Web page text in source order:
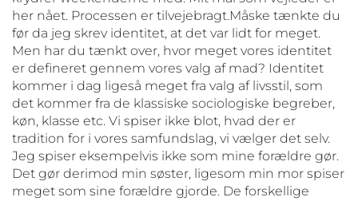
her nået. Processen er tilvejebragt.Måske tænkte du
før da jeg skrev identitet, at det var lidt for meget.
Men har du tænkt over, hvor meget vores identitet
er defineret gennem vores valg af mad? Identitet
kommer i dag ligeså meget fra valg af livsstil, som
det kommer fra de klassiske sociologiske begreber,
køn, klasse etc. Vi spiser ikke blot, hvad der er
tradition for i vores samfundslag, vi vælger det selv.
Jeg spiser eksempelvis ikke som mine forældre gør.
Det gør derimod min søster, ligesom min mor spiser
meget som sine forældre gjorde. De forskellige